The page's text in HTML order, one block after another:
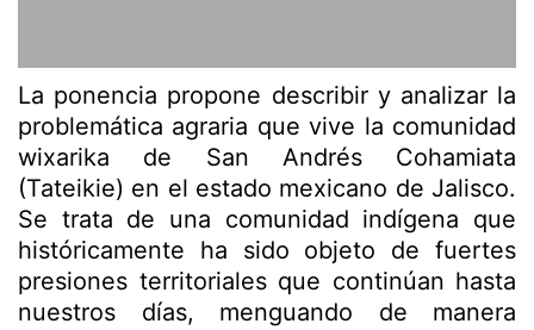
La ponencia propone describir y analizar la
problemática agraria que vive la comunidad
wixarika de San Andrés Cohamiata
(Tateikie) en el estado mexicano de Jalisco.
Se trata de una comunidad indígena que
históricamente ha sido objeto de fuertes
presiones territoriales que continúan hasta
nuestros días, menguando de manera